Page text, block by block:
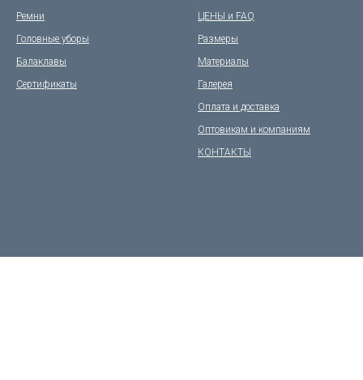
Ремни
Головные уборы
Балаклавы
Сертификаты
ЦЕНЫ и FAQ
Размеры
Материалы
Галерея
Оплата и доставка
Оптовикам и компаниям
КОНТАКТЫ